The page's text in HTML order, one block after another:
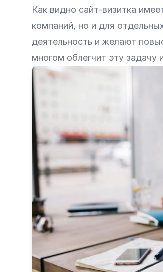
Как видно сайт-визитка
компаний, но и для
деятельность и желают
многом облегчит эту задачу